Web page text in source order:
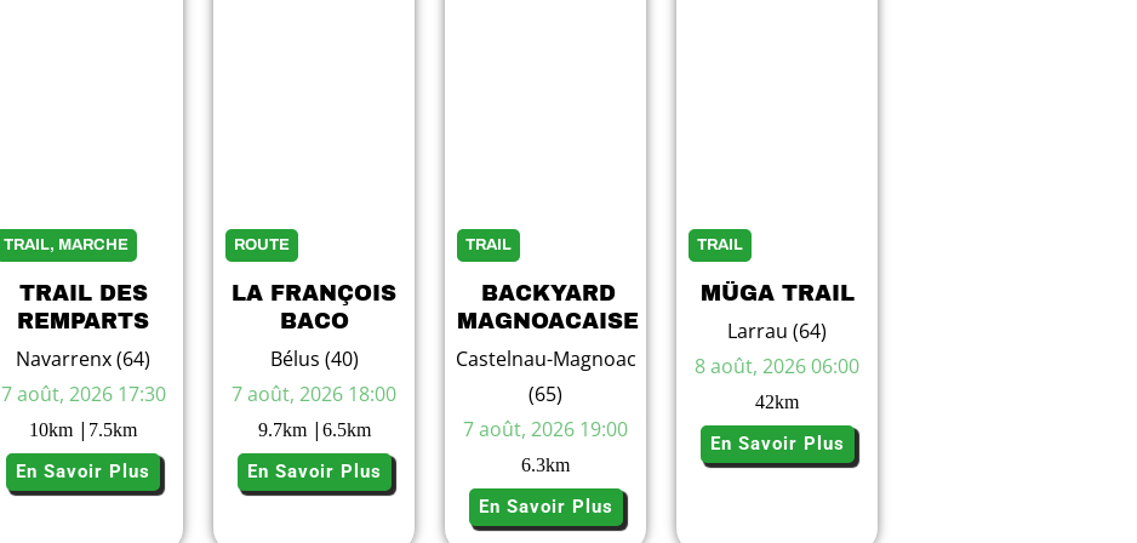
TRAIL, MARCHE
TRAIL DES
REMPARTS
Navarrenx (64)
7 août, 2026 17:30
10km | 7.5km
En Savoir Plus
ROUTE
LA FRANÇOIS
BACO
Bélus (40)
7 août, 2026 18:00
9.7km| 6.5km
En Savoir Plus
TRAIL
BACKYARD
MAGNOACAISE
Castelnau-Magnoac
(65)
7 août, 2026 19:00
6.3km
En Savoir Plus
TRAIL
MÜGA TRAIL
Larrau (64)
8 août, 2026 06:00
42km
En Savoir Plus